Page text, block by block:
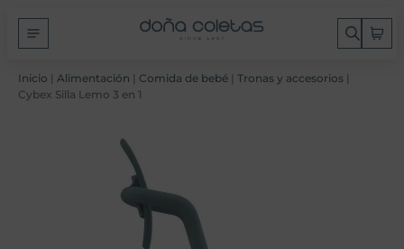
Inicio | Alimentación | Comida de bebé | Tronas y accesorios |
Cybex Silla Lemo 3 en 1